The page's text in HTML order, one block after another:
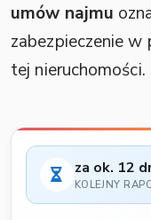
umów najmu
zabezpieczenie w
tej nieruchomości.
za ok. 12
KOLEJNY